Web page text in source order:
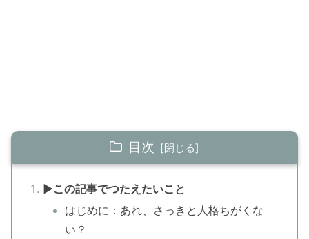
目次
▶この記事でつたえたいこと
はじめに：あれ、さっきと人格ちがくな
い？